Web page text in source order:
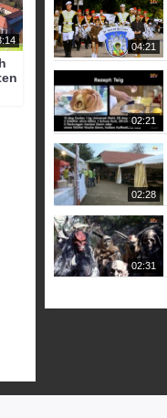
04:21
02:21
02:28
02:31